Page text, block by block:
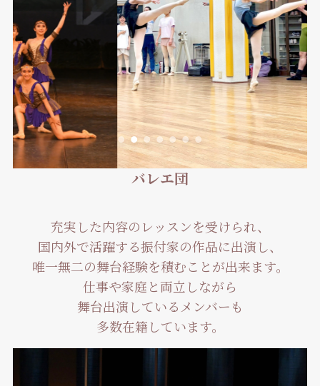
バレエ団
充実した内容のレッスンを受けられ、
国内外で活躍する振付家の作品に出演し、
唯一無二の舞台経験を積むことが出来ます。
仕事や家庭と両立しながら
舞台出演しているメンバーも
多数在籍しています。